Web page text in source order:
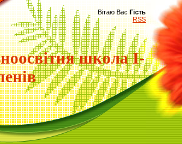
Вітаю Вас Гість
RSS
школа І-